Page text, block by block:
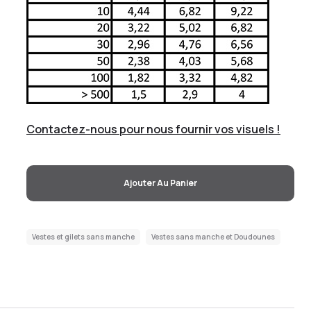
Contactez-nous pour nous fournir vos visuels !
Ajouter Au Panier
Vestes et gilets sans manche Vestes sans manche et Doudounes